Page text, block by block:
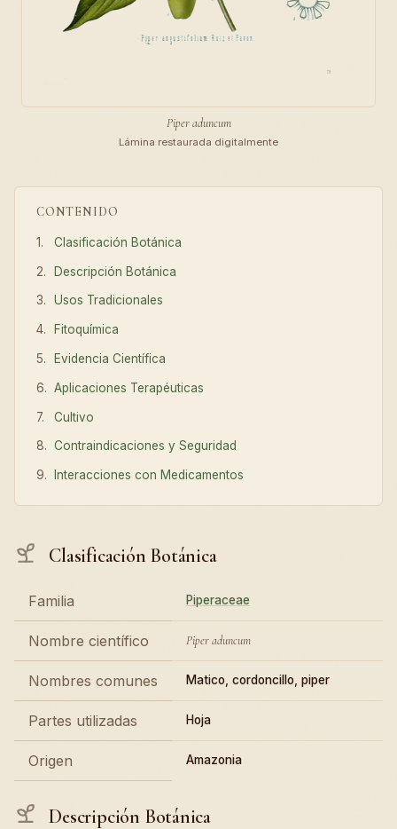
CONTENIDO
Clasificación Botánica
Descripción Botánica
Usos Tradicionales
Fitoquímica
Evidencia Científica
Aplicaciones Terapéuticas
Cultivo
Contraindicaciones y Seguridad
Interacciones con Medicamentos
Clasificación Botánica
Familia Piperaceae
Nombre científico Piper aduncum
Nombres comunes Matico, cordoncillo, piper
Partes utilizadas Hoja
Origen Amazonia
Descripción Botánica
Piper aduncum
Lámina restaurada digitalmente